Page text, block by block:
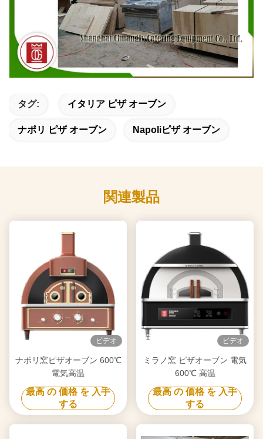
タグ: イタリア ピザ オーブン
ナポリ ピザ オーブン Napoliピザ オーブン
関連製品
ビデオ
ナポリ窯ピザオーブン 600℃
電気高温
最高 の 価格 を 入手
する
ビデオ
ミラノ窯 ピザオーブン 電気
600℃ 高温
最高 の 価格 を 入手
する